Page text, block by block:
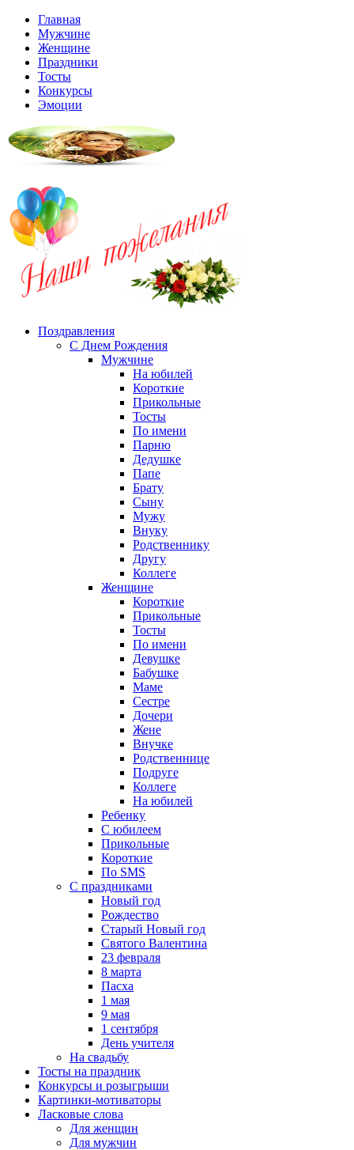
Главная
Мужчине
Женщине
Праздники
Тосты
Конкурсы
Эмоции
Поздравления
С Днем Рождения
Мужчине
На юбилей
Короткие
Прикольные
Тосты
По имени
Парню
Дедушке
Папе
Брату
Сыну
Мужу
Внуку
Родственнику
Другу
Коллеге
Женщине
Короткие
Прикольные
Тосты
По имени
Девушке
Бабушке
Маме
Сестре
Дочери
Жене
Внучке
Родственнице
Подруге
Коллеге
На юбилей
Ребенку
С юбилеем
Прикольные
Короткие
По SMS
С праздниками
Новый год
Рождество
Старый Новый год
Святого Валентина
23 февраля
8 марта
Пасха
1 мая
9 мая
1 сентября
День учителя
На свадьбу
Тосты на праздник
Конкурсы и розыгрыши
Картинки-мотиваторы
Ласковые слова
Для женщин
Для мужчин